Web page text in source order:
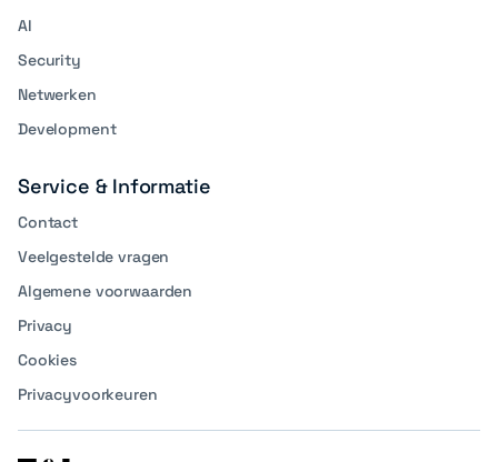
AI
Security
Netwerken
Development
Service & Informatie
Contact
Veelgestelde vragen
Algemene voorwaarden
Privacy
Cookies
Privacyvoorkeuren